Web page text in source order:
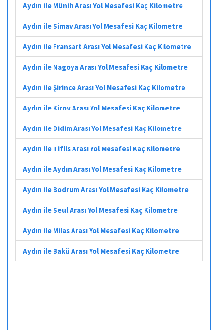
Aydın ile Münih Arası Yol Mesafesi Kaç Kilometre
Aydın ile Simav Arası Yol Mesafesi Kaç Kilometre
Aydın ile Fransart Arası Yol Mesafesi Kaç Kilometre
Aydın ile Nagoya Arası Yol Mesafesi Kaç Kilometre
Aydın ile Şirince Arası Yol Mesafesi Kaç Kilometre
Aydın ile Kirov Arası Yol Mesafesi Kaç Kilometre
Aydın ile Didim Arası Yol Mesafesi Kaç Kilometre
Aydın ile Tiflis Arası Yol Mesafesi Kaç Kilometre
Aydın ile Aydın Arası Yol Mesafesi Kaç Kilometre
Aydın ile Bodrum Arası Yol Mesafesi Kaç Kilometre
Aydın ile Seul Arası Yol Mesafesi Kaç Kilometre
Aydın ile Milas Arası Yol Mesafesi Kaç Kilometre
Aydın ile Bakü Arası Yol Mesafesi Kaç Kilometre